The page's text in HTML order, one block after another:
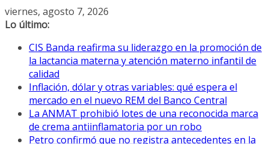
Saltar
al
viernes, agosto 7, 2026
Lo último:
CIS Banda reafirma su liderazgo en la promoción de
la lactancia materna y atención materno infantil de
calidad
Inflación, dólar y otras variables: qué espera el
mercado en el nuevo REM del Banco Central
La ANMAT prohibió lotes de una reconocida marca
de crema antiinflamatoria por un robo
Petro confirmó que no registra antecedentes en la